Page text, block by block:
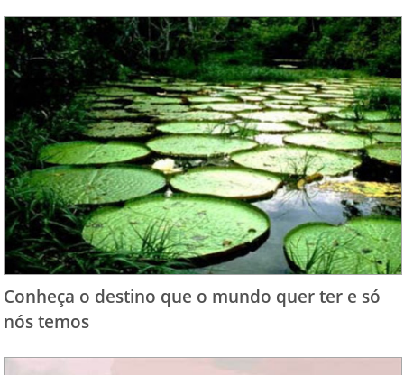
Conheça o destino que o mundo quer ter e só
nós temos